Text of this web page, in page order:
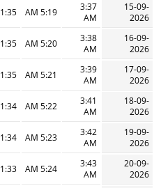
15-09-
2026
3:37
AM
5:19 AM
AM
16-09-
2026
3:38
AM
5:20 AM
AM
17-09-
2026
3:39
AM
5:21 AM
AM
18-09-
2026
3:41
AM
5:22 AM
AM
19-09-
2026
3:42
AM
5:23 AM
AM
20-09-
2026
3:43
AM
5:24 AM
AM